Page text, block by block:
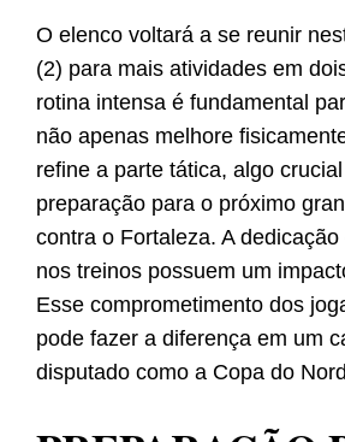
O elenco voltará a se reunir
(2) para mais atividades em
rotina intensa é fundamental
não apenas melhore
refine a parte tática, algo
preparação para o próximo
contra o Fortaleza. A
nos treinos possuem um
Esse comprometimento dos
pode fazer a diferença em um
disputado como a Copa do